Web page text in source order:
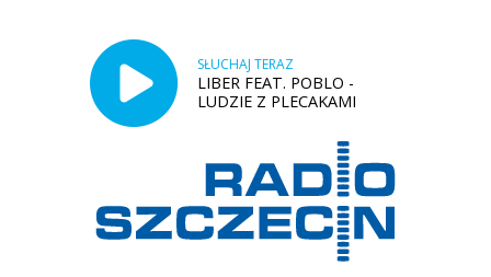
SŁUCHAJ TERAZ
LIBER FEAT. POBLO -
LUDZIE Z PLECAKAMI